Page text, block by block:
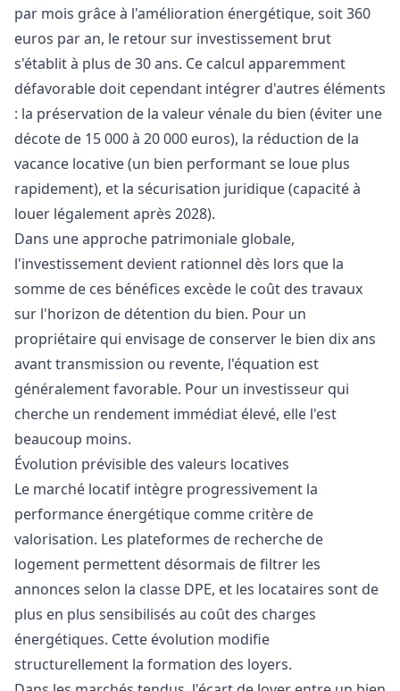
par mois grâce à l'amélioration énergétique, soit 360
euros par an, le retour sur investissement brut
s'établit à plus de 30 ans. Ce calcul apparemment
défavorable doit cependant intégrer d'autres éléments
: la préservation de la valeur vénale du bien (éviter une
décote de 15 000 à 20 000 euros), la réduction de la
vacance locative (un bien performant se loue plus
rapidement), et la sécurisation juridique (capacité à
louer légalement après 2028).
Dans une approche patrimoniale globale,
l'investissement devient rationnel dès lors que la
somme de ces bénéfices excède le coût des travaux
sur l'horizon de détention du bien. Pour un
propriétaire qui envisage de conserver le bien dix ans
avant transmission ou revente, l'équation est
généralement favorable. Pour un investisseur qui
cherche un rendement immédiat élevé, elle l'est
beaucoup moins.
Évolution prévisible des valeurs locatives
Le marché locatif intègre progressivement la
performance énergétique comme critère de
valorisation. Les plateformes de recherche de
logement permettent désormais de filtrer les
annonces selon la classe DPE, et les locataires sont de
plus en plus sensibilisés au coût des charges
énergétiques. Cette évolution modifie
structurellement la formation des loyers.